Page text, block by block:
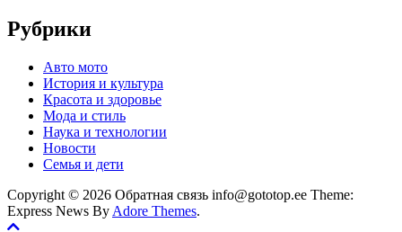
Рубрики
Авто мото
История и культура
Красота и здоровье
Мода и стиль
Наука и технологии
Новости
Семья и дети
Copyright © 2026 Обратная связь info@gototop.ee Theme:
Express News By Adore Themes.